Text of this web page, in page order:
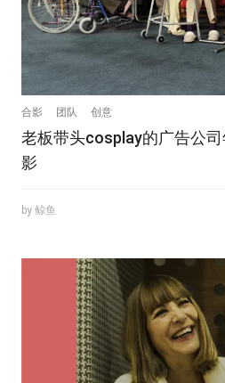
合影 团队 创意
老板带头cosplay的广告公司
影
by 鲸鱼